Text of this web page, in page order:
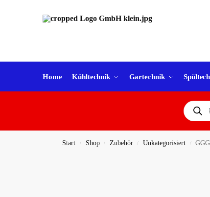
Home Kühltechnik Gartechnik
Start / Shop / Zubehör / Unkategorisiert /